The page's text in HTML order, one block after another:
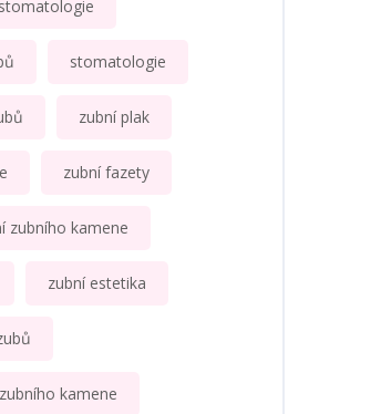
stomatologie
zubní plak
zubní fazety
zubního kamene
zubní estetika
kamene